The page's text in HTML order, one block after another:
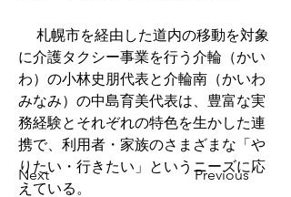
Next Previous
札幌市を経由した道内の移動を対象
に介護タクシー事業を行う介輪（かい
わ）の小林史朋代表と介輪南（かいわ
みなみ）の中島育美代表は、豊富な実
務経験とそれぞれの特色を生かした連
携で、利用者・家族のさまざまな「や
りたい・行きたい」というニーズに応
えている。